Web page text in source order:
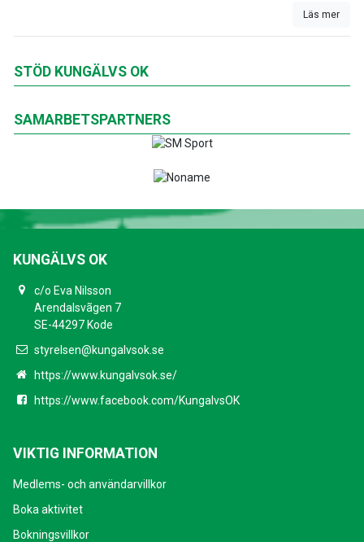
Läs mer
STÖD KUNGÄLVS OK
SAMARBETSPARTNERS
KUNGÄLVS OK
c/o Eva Nilsson
Arendalsvãgen 7
SE-44297 Kode
styrelsen@kungalvsok.se
https://www.kungalvsok.se/
https://www.facebook.com/KungalvsOK
VIKTIG INFORMATION
Medlems- och användarvillkor
Boka aktivitet
Bokningsvillkor